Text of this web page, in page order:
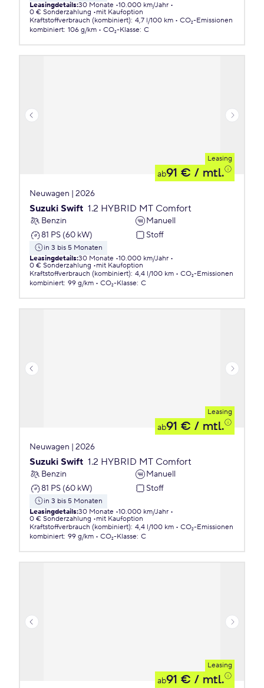
Leasingdetails:30 Monate 10.000 km/Jahr
0 € Sonderzahlung
mit Kaufoption
Kraftstoffverbrauch (kombiniert): 4,7 l/100 km
CO₂-Emissionen
kombiniert: 106 g/km CO₂-Klasse: C
Leasing
ab91 € / mtl.
Neuwagen | 2026
Suzuki Swift 1.2 HYBRID MT Comfort
Benzin
Manuell
81 PS (60 kW)
Stoff
in 3 bis 5 Monaten
Leasingdetails:30 Monate 10.000 km/Jahr
0 € Sonderzahlung
mit Kaufoption
Kraftstoffverbrauch (kombiniert): 4,4 l/100 km
CO₂-Emissionen
kombiniert: 99 g/km CO₂-Klasse: C
Leasing
ab91 € / mtl.
Neuwagen | 2026
Suzuki Swift 1.2 HYBRID MT Comfort
Benzin
Manuell
81 PS (60 kW)
Stoff
in 3 bis 5 Monaten
Leasingdetails:30 Monate 10.000 km/Jahr
0 € Sonderzahlung
mit Kaufoption
Kraftstoffverbrauch (kombiniert): 4,4 l/100 km
CO₂-Emissionen
kombiniert: 99 g/km CO₂-Klasse: C
Leasing
ab91 € / mtl.